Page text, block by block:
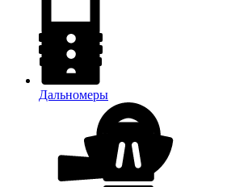
Дальномеры